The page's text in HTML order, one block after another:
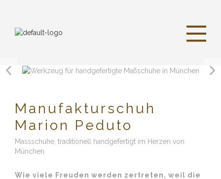
Manufakturschuh
Marion Peduto
Massschuhe, traditionell handgefertigt im Herzen von
München
Wie viele Freuden werden zertreten, weil die